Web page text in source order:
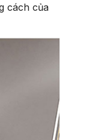
cách của